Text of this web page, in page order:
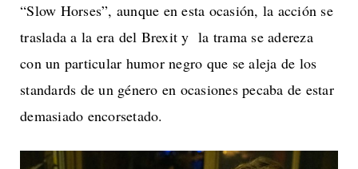
“Slow Horses”, aunque en esta ocasión, la acción se
traslada a la era del Brexit y la trama se adereza
con un particular humor negro que se aleja de los
standards de un género en ocasiones pecaba de estar
demasiado encorsetado.